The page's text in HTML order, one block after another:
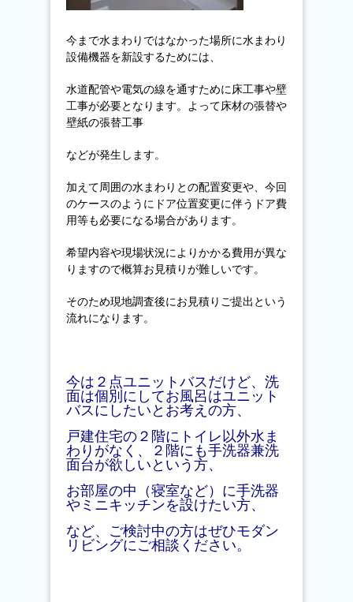
今まで水まわりではなかった場所に水まわり
設備機器を新設するためには、
水道配管や電気の線を通すために床工事や壁
工事が必要となります。よって床材の張替や
壁紙の張替工事
などが発生します。
加えて周囲の水まわりとの配置変更や、今回
のケースのようにドア位置変更に伴うドア費
用等も必要になる場合があります。
希望内容や現場状況によりかかる費用が異な
りますので概算お見積りが難しいです。
そのため現地調査後にお見積りご提出という
流れになります。
今は２点ユニットバスだけど、洗
面は個別にしてお風呂はユニット
バスにしたいとお考えの方、
戸建住宅の２階にトイレ以外水ま
わりがなく、２階にも手洗器兼洗
面台が欲しいという方、
お部屋の中（寝室など）に手洗器
やミニキッチンを設けたい方、
など、ご検討中の方はぜひモダン
リビングにご相談ください。